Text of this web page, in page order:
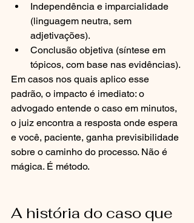
Independência e imparcialidade
(linguagem neutra, sem
adjetivações).
Conclusão objetiva (síntese em
tópicos, com base nas evidências).
Em casos nos quais aplico esse
padrão, o impacto é imediato: o
advogado entende o caso em minutos,
o juiz encontra a resposta onde espera
e você, paciente, ganha previsibilidade
sobre o caminho do processo. Não é
mágica. É método.
A história do caso que